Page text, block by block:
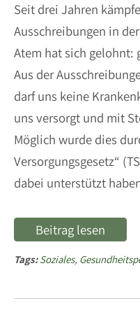
Seit drei Jahren
Ausschreibungen in
Atem hat sich gelohnt:
Aus der
darf uns keine
uns versorgt und mit
Möglich wurde dies
Versorgungsgesetz“
dabei unterstützt
Beitrag lesen
Tags:Soziales,